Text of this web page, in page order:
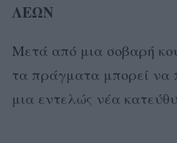
ΛΕΩΝ
Μετά από μια σοβαρή
τα πράγματα μπορεί να
μια εντελώς νέα